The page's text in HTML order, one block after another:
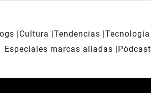
Cultura Tendencias Tecnología
Especiales marcas aliadas
Pódcast